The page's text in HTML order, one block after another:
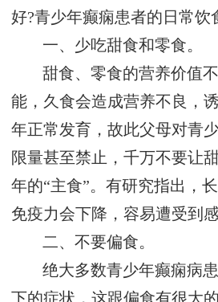
好?青少年癫痫患者的日常饮
一、少吃甜食和零食。
甜食、零食的营养价值
能，久食会造成营养不良，
年正常发育，故此父母对青
限量甚至禁止，千万不要让
年的“主食”。有研究指出，
免疫力会下降，容易遭受到
二、不要偏食。
绝大多数青少年癫痫病
下的症状，这跟偏食有很大